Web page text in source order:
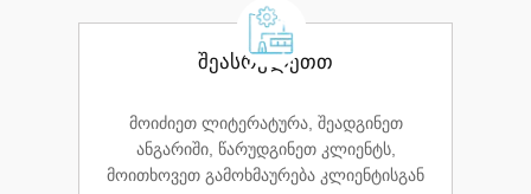
შეასრულეთთ
მოიძიეთ ლიტერატურა, შეადგინეთ
ანგარიში, წარუდგინეთ კლიენტს,
მოითხოვეთ გამოხმაურება კლიენტისგან